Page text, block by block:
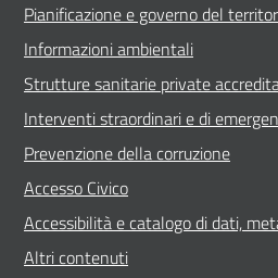
Pianificazione e governo del
Informazioni ambientali
Strutture sanitarie private
Interventi straordinari e di
Prevenzione della corruzione
Accesso Civico
Accessibilità e catalogo di dati,
Altri contenuti